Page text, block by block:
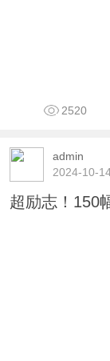
2520
admin
2024-10-
超励志！150